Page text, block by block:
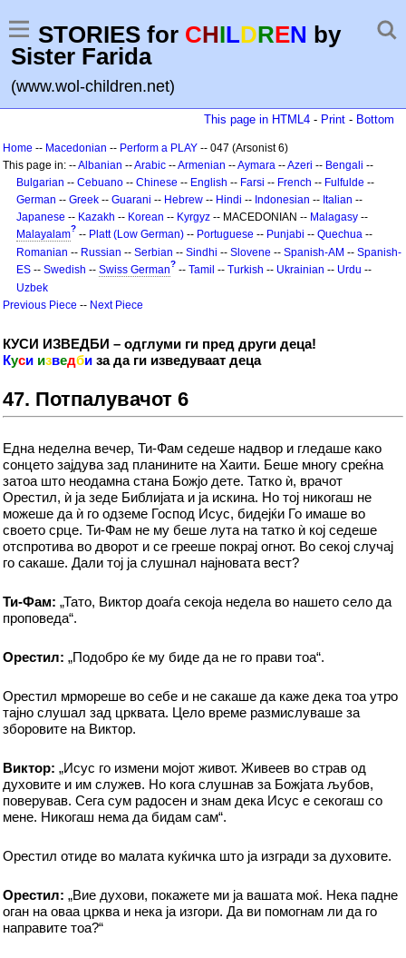
STORIES for CHILDREN by
Sister Farida
(www.wol-children.net)
This page in HTML4 - Print - Bottom
Home -- Macedonian -- Perform a PLAY -- 047 (Arsonist 6)
This page in: --Albanian --Arabic --Armenian --Aymara --Azeri -- Bengali --
Bulgarian -- Cebuano -- Chinese -- English -- Farsi -- French -- Fulfulde --
German -- Greek -- Guarani -- Hebrew -- Hindi -- Indonesian -- Italian --
Japanese -- Kazakh -- Korean -- Kyrgyz -- MACEDONIAN -- Malagasy --
Malayalam? -- Platt (Low German) -- Portuguese -- Punjabi -- Quechua --
Romanian -- Russian -- Serbian -- Sindhi -- Slovene -- Spanish-AM -- Spanish-
ES -- Swedish -- Swiss German? -- Tamil -- Turkish -- Ukrainian -- Urdu --
Uzbek
Previous Piece -- Next Piece
КУСИ ИЗВЕДБИ – одглуми ги пред други деца!
Куси изведби за да ги изведуваат деца
47. Потпалувачот 6
Една неделна вечер, Ти-Фам седеше надвор и гледаше како
сонцето зајдува зад планините на Хаити. Беше многу среќна
затоа што неодамна стана Божјо дете. Татко ѝ, врачот
Орестил, ѝ ја зеде Библијата и ја искина. Но тој никогаш не
можеше да ѝ го одземе Господ Исус, бидејќи Го имаше во
своето срце. Ти-Фам не му беше лута на татко ѝ кој седеше
отспротива во дворот и се грееше покрај огнот. Во секој случај
го сакаше. Дали тој ја слушнал најновата вест?
Ти-Фам: „Тато, Виктор доаѓа секоја недела во нашето село да
проповеда“.
Орестил: „Подобро ќе му биде да не го прави тоа“.
Орестил мрмореше во себе и не сакаше да каже дека тоа утро
тајно слушал зад црквата. Цело време размислуваше за
зборовите на Виктор.
Виктор: „Исус го измени мојот живот. Живеев во страв од
духовите и им служев. Но кога слушнав за Божјата љубов,
поверував. Сега сум радосен и знам дека Исус е секогаш со
мене. Никогаш нема да бидам сам“.
Орестил отиде во малата куќичка што ја изгради за духовите.
Орестил: „Вие духови, покажете ми ја вашата моќ. Нека падне
оган на оваа црква и нека ја изгори. Да ви помогнам ли да го
направите тоа?“